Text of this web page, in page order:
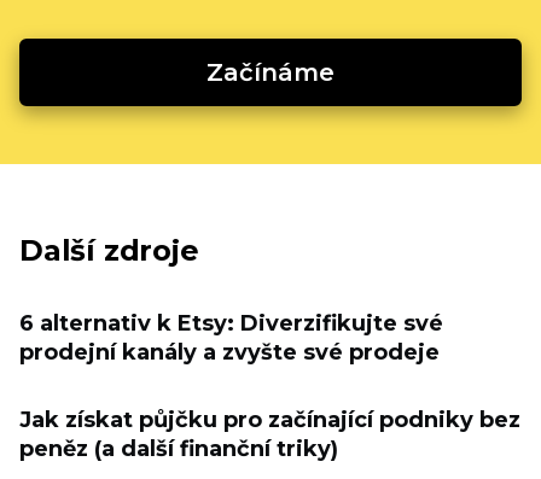
Začínáme
Další zdroje
6 alternativ k Etsy: Diverzifikujte své
prodejní kanály a zvyšte své prodeje
Jak získat půjčku pro začínající podniky bez
peněz (a další finanční triky)